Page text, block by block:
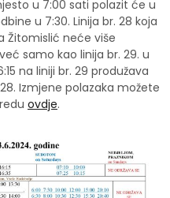
u 7:00 sati polazit će u
u 7:30. Linija br. 28 koja
Žitomislić neće više
samo kao linija br. 29. u
na liniji br. 29 produžava
Izmjene polazaka možete
ovdje.